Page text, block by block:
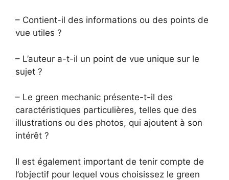
– Contient-il des informations ou des points de
vue utiles ?
– L’auteur a-t-il un point de vue unique sur le
sujet ?
– Le green mechanic présente-t-il des
caractéristiques particulières, telles que des
illustrations ou des photos, qui ajoutent à son
intérêt ?
Il est également important de tenir compte de
l’objectif pour lequel vous choisissez le green